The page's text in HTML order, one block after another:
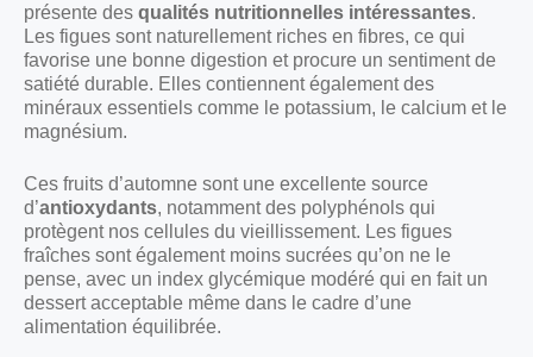
présente des qualités nutritionnelles intéressantes.
Les figues sont naturellement riches en fibres, ce qui
favorise une bonne digestion et procure un sentiment de
satiété durable. Elles contiennent également des
minéraux essentiels comme le potassium, le calcium et le
magnésium.
Ces fruits d’automne sont une excellente source
d’antioxydants, notamment des polyphénols qui
protègent nos cellules du vieillissement. Les figues
fraîches sont également moins sucrées qu’on ne le
pense, avec un index glycémique modéré qui en fait un
dessert acceptable même dans le cadre d’une
alimentation équilibrée.